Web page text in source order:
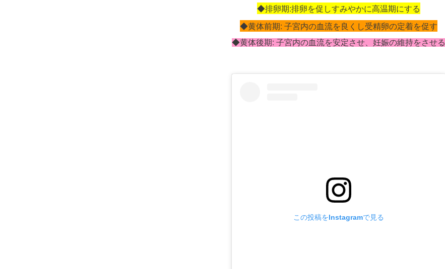
◆排卵期:排卵を促しすみやかに高温期にする
◆黄体前期: 子宮内の血流を良くし受精卵の定着を促す
◆黄体後期:子宮内の血流を安定させ、妊娠の維持をさせる
この投稿をInstagramで見る